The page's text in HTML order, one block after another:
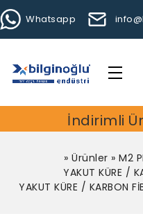
Whatsapp
İndirimli
» Ürünler » M2
YAKUT KÜRE /
YAKUT KÜRE / KARBON